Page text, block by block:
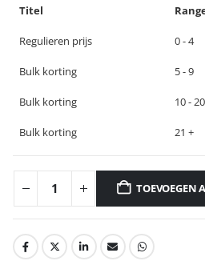
Titel
Regulieren prijs 0 - 4
Bulk korting 5 - 9
Bulk korting 10 - 20
Bulk korting 21 +
TOEVOEGEN